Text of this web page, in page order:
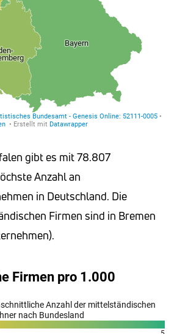
gibt es mit 78.807
Anzahl an
in Deutschland. Die
Firmen sind in Bremen